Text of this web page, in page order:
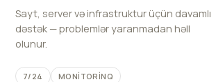
Sayt, server və infrastruktur üçün davamlı
dəstək — problemlər yaranmadan həll
olunur.
7/24 MONITORINQ